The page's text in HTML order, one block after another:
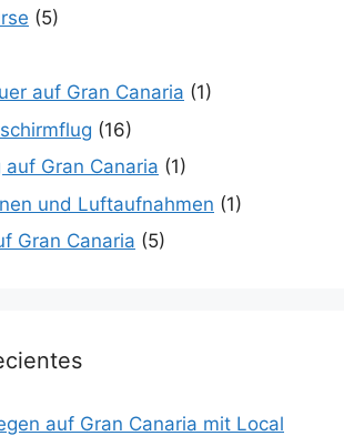
(5)
auf Gran Canaria (1)
(16)
Gran Canaria (1)
und Luftaufnahmen (1)
Gran Canaria (5)
auf Gran Canaria mit Local